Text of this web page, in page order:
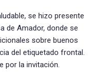
se hizo presente
de Amador, donde se
sobre buenos
del etiquetado frontal.
por la invitación.